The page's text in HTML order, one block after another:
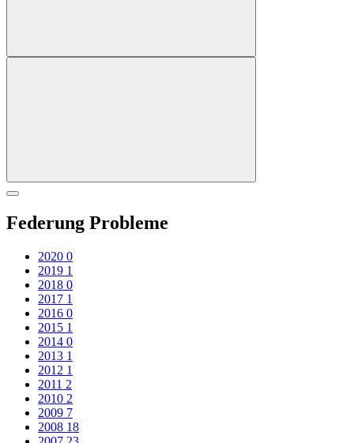
Federung Probleme
2020 0
2019 1
2018 0
2017 1
2016 0
2015 1
2014 0
2013 1
2012 1
2011 2
2010 2
2009 7
2008 18